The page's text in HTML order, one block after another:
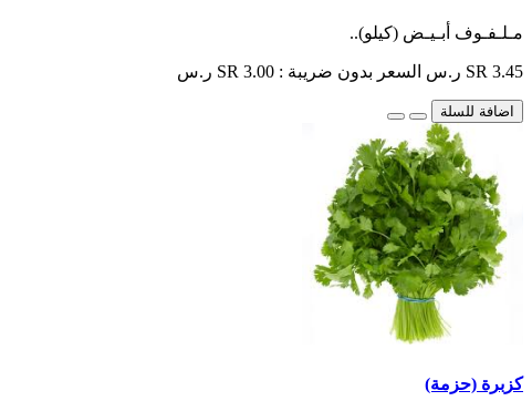
مـلـفـوف أبـيـض (كيلو)..
SR 3.45 ر.س السعر بدون ضريبة : SR 3.00 ر.س
اضافة للسلة
كزبرة (حزمة)